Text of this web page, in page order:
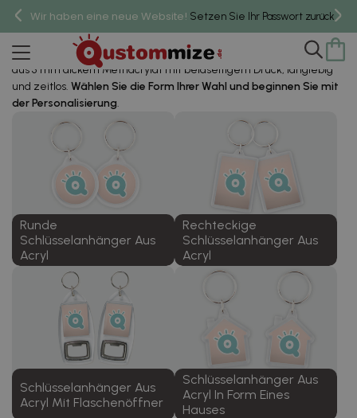
Wir haben eine neue Website! Setzen Sie Ihr Passwort zurück,um
Individuelle Schlüsselanhänger
Aus Acryl
Acryl-Schlüsselanhängersindpersonalisierte Schlüsselanhänger
aus 5 mm dickem Methacrylat mit beidseitigem Druck, langlebig
und zeitlos. Wählen Sie die Form Ihrer Wahl und beginnen Sie mit
der Personalisierung.
Runde
Schlüsselanhänger Aus
Acryl
Rechteckige
Schlüsselanhänger Aus
Acryl
Schlüsselanhänger Aus
Acryl Mit Flaschenöffner
Schlüsselanhänger Aus
Acryl In Form Eines
Hauses